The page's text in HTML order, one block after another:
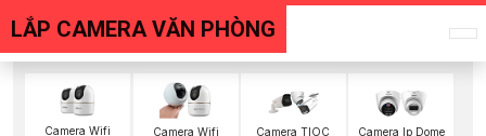
LẮP CAMERA VĂN PHÒNG
Camera Wifi
Camera Wifi
Camera TIOC
Camera Ip Dome